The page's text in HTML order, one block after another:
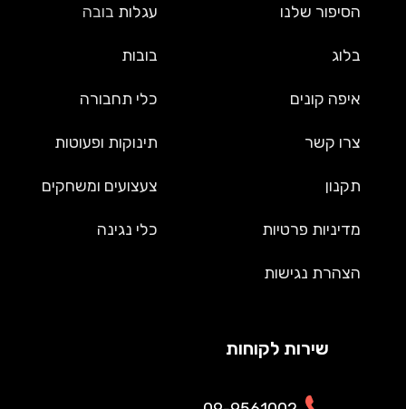
הסיפור שלנו
בלוג
איפה קונים
צרו קשר
תקנון
מדיניות פרטיות
הצהרת נגישות
עגלות בובה
בובות
כלי תחבורה
תינוקות ופעוטות
צעצועים ומשחקים
כלי נגינה
שירות לקוחות